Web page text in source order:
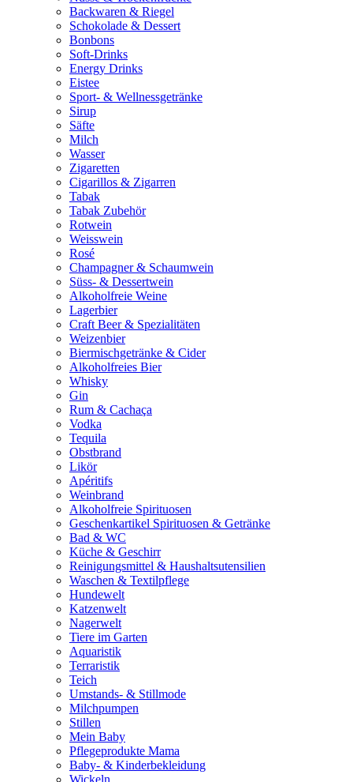
Backwaren & Riegel
Schokolade & Dessert
Bonbons
Soft-Drinks
Energy Drinks
Eistee
Sport- & Wellnessgetränke
Sirup
Säfte
Milch
Wasser
Zigaretten
Cigarillos & Zigarren
Tabak
Tabak Zubehör
Rotwein
Weisswein
Rosé
Champagner & Schaumwein
Süss- & Dessertwein
Alkoholfreie Weine
Lagerbier
Craft Beer & Spezialitäten
Weizenbier
Biermischgetränke & Cider
Alkoholfreies Bier
Whisky
Gin
Rum & Cachaça
Vodka
Tequila
Obstbrand
Likör
Apéritifs
Weinbrand
Alkoholfreie Spirituosen
Geschenkartikel Spirituosen & Getränke
Bad & WC
Küche & Geschirr
Reinigungsmittel & Haushaltsutensilien
Waschen & Textilpflege
Hundewelt
Katzenwelt
Nagerwelt
Tiere im Garten
Aquaristik
Terraristik
Teich
Umstands- & Stillmode
Milchpumpen
Stillen
Mein Baby
Pflegeprodukte Mama
Baby- & Kinderbekleidung
Wickeln